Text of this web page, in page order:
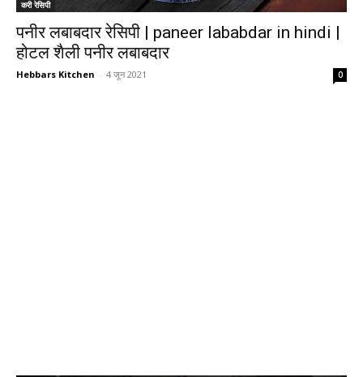
करी रेसिपी
पनीर लबाबदार रेसिपी | paneer lababdar in hindi |
होटल शैली पनीर लबाबदार
Hebbars Kitchen - 4 जून 2021 0